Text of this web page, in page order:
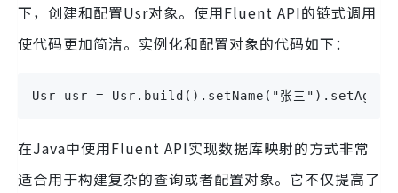
下，创建和配置Usr对象。使用Fluent API的链式调用
使代码更加简洁。实例化和配置对象的代码如下：
Usr usr = Usr.build().setName("张三
在Java中使用Fluent API实现数据库映射的方式非常
适合用于构建复杂的查询或者配置对象。它不仅提高了